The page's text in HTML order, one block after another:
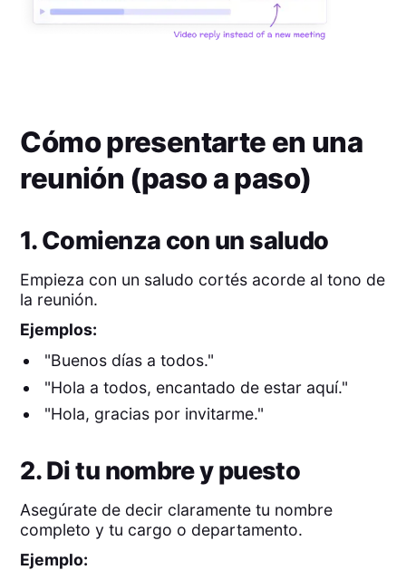
Cómo presentarte en una
reunión (paso a paso)
1. Comienza con un saludo
Empieza con un saludo cortés acorde al tono de
la reunión.
Ejemplos:
"Buenos días a todos."
"Hola a todos, encantado de estar aquí."
"Hola, gracias por invitarme."
2. Di tu nombre y puesto
Asegúrate de decir claramente tu nombre
completo y tu cargo o departamento.
Ejemplo: